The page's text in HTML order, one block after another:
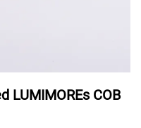
LUMIMOREs COB